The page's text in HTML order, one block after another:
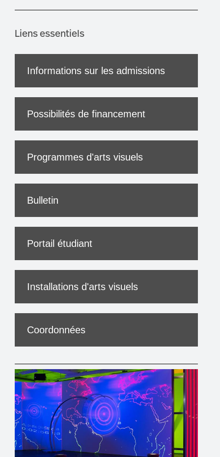
Liens essentiels
Informations sur les admissions
Possibilités de financement
Programmes d'arts visuels
Bulletin
Portail étudiant
Installations d'arts visuels
Coordonnées